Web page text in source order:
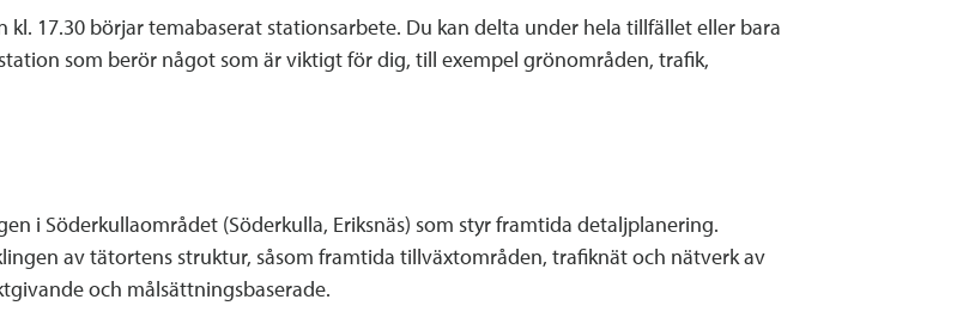
17.30 börjar temabaserat stationsarbete. Du kan delta under hela tillfället eller bara
som berör något som är viktigt för dig, till exempel grönområden, trafik,
i Söderkullaområdet (Söderkulla, Eriksnäs) som styr framtida detaljplanering.
av tätortens struktur, såsom framtida tillväxtområden, trafiknät och nätverk av
och målsättningsbaserade.